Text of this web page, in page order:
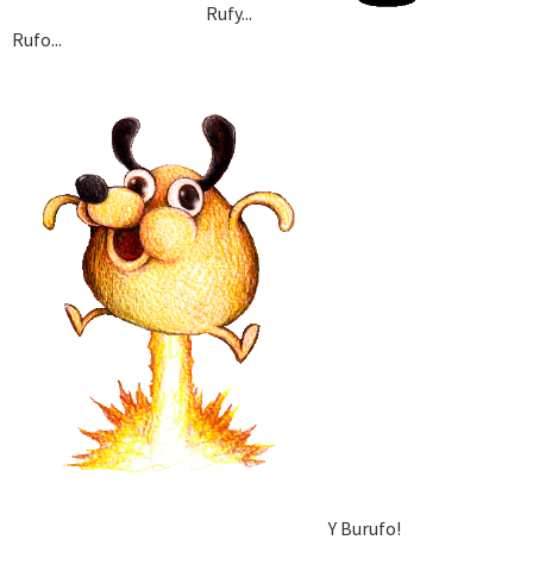
Rufy...
Rufo...
Y Burufo!